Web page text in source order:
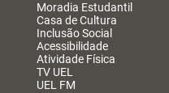
Moradia Estudantil
Casa de Cultura
Inclusão Social
Acessibilidade
Atividade Física
TV UEL
UEL FM